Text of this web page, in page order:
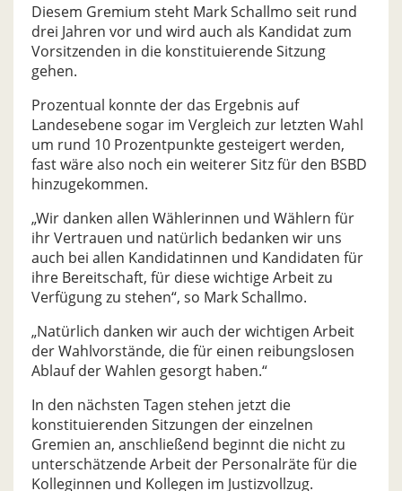
Diesem Gremium steht Mark Schallmo seit rund
drei Jahren vor und wird auch als Kandidat zum
Vorsitzenden in die konstituierende Sitzung
gehen.
Prozentual konnte der das Ergebnis auf
Landesebene sogar im Vergleich zur letzten Wahl
um rund 10 Prozentpunkte gesteigert werden,
fast wäre also noch ein weiterer Sitz für den BSBD
hinzugekommen.
„Wir danken allen Wählerinnen und Wählern für
ihr Vertrauen und natürlich bedanken wir uns
auch bei allen Kandidatinnen und Kandidaten für
ihre Bereitschaft, für diese wichtige Arbeit zu
Verfügung zu stehen“, so Mark Schallmo.
„Natürlich danken wir auch der wichtigen Arbeit
der Wahlvorstände, die für einen reibungslosen
Ablauf der Wahlen gesorgt haben.“
In den nächsten Tagen stehen jetzt die
konstituierenden Sitzungen der einzelnen
Gremien an, anschließend beginnt die nicht zu
unterschätzende Arbeit der Personalräte für die
Kolleginnen und Kollegen im Justizvollzug.